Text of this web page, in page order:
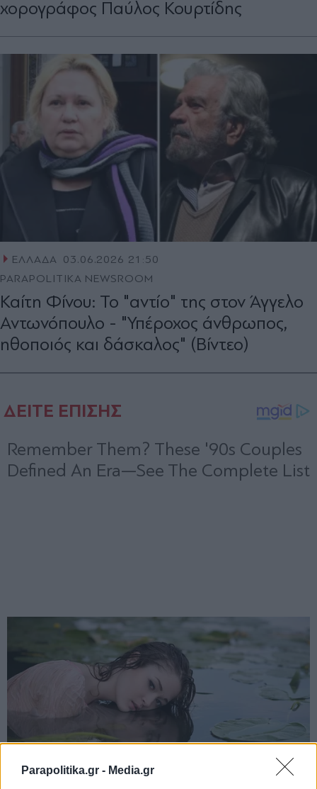
Parapolitika.gr - Media.gr
χορογράφος Παύλος Κουρτίδης
ΕΛΛΑΔΑ 03.06.2026 21:50
PARAPOLITIKA NEWSROOM
Καίτη Φίνου: Το "αντίο" της στον Άγγελο
Αντωνόπουλο - "Υπέροχος άνθρωπος,
ηθοποιός και δάσκαλος" (Βίντεο)